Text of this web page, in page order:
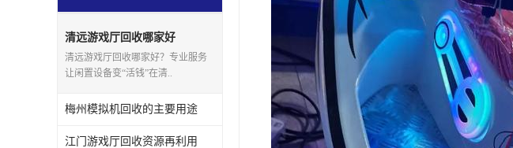
清远游戏厅回收哪家好
清远游戏厅回收哪家好？专业服务
让闲置设备变“活钱”在清..
梅州模拟机回收的主要用途
江门游戏厅回收资源再利用